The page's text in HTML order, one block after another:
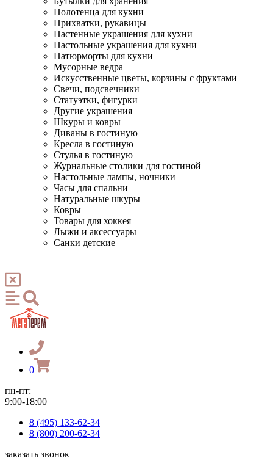
Полотенца для кухни
Прихватки, рукавицы
Настенные украшения для кухни
Настольные украшения для кухни
Натюрморты для кухни
Мусорные ведра
Искусственные цветы, корзины с фруктами
Свечи, подсвечники
Статуэтки, фигурки
Другие украшения
Шкуры и ковры
Диваны в гостиную
Кресла в гостиную
Стулья в гостиную
Журнальные столики для гостиной
Настольные лампы, ночники
Часы для спальни
Натуральные шкуры
Ковры
Товары для хоккея
Лыжи и аксессуары
Санки детские
0
пн-пт:
9:00-18:00
8 (495) 133-62-34
8 (800) 200-62-34
заказать звонок